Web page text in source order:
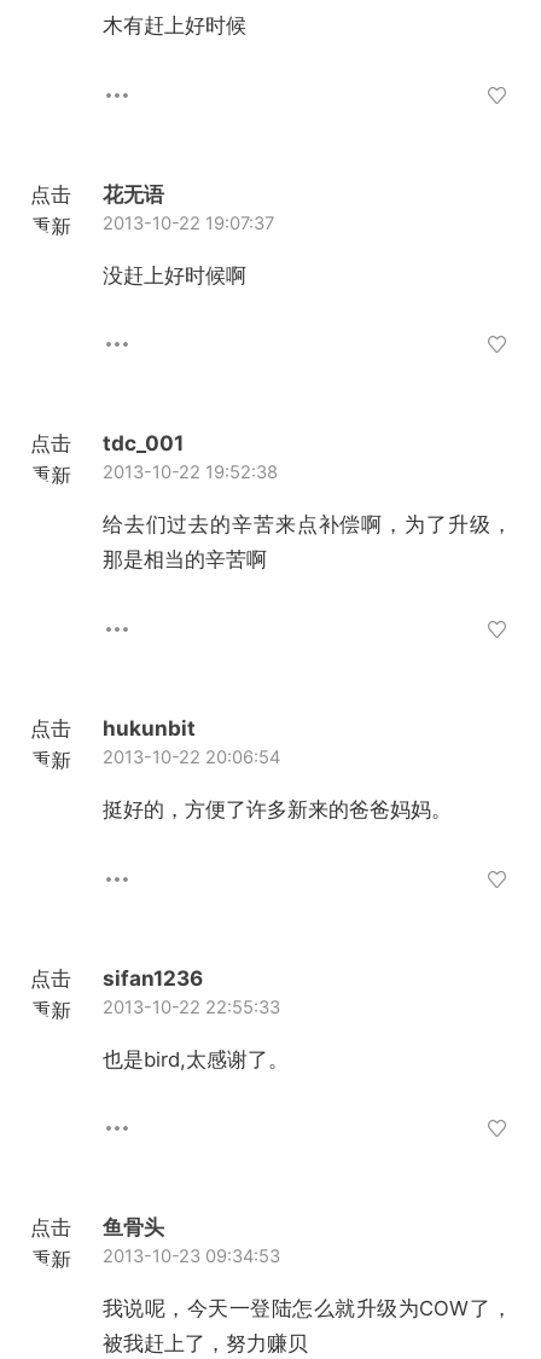
木有赶上好时候
点击
重新
花无语
2013-10-22 19:07:37
没赶上好时候啊
点击
重新
tdc_001
2013-10-22 19:52:38
给去们过去的辛苦来点补偿啊，为了升级，
那是相当的辛苦啊
点击
重新
hukunbit
2013-10-22 20:06:54
挺好的，方便了许多新来的爸爸妈妈。
点击
重新
sifan1236
2013-10-22 22:55:33
也是bird,太感谢了。
点击
重新
鱼骨头
2013-10-23 09:34:53
我说呢，今天一登陆怎么就升级为COW了，
被我赶上了，努力赚贝